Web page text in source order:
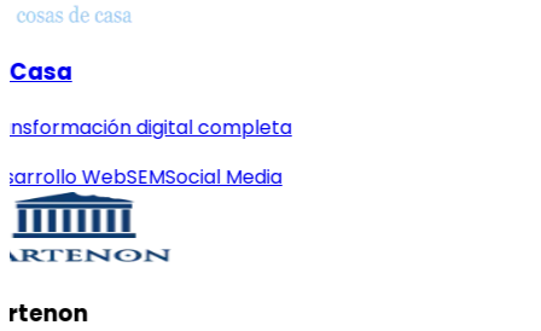
Casa
digital completa
WebSEMSocial Media